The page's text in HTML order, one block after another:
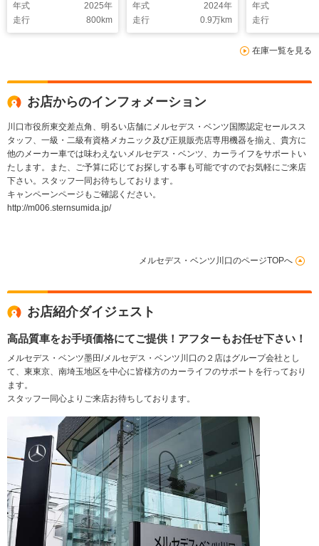
年式
2025年
走行
800km
エクスクルーシブ パ
ノラミックルーフ リ
アアクスル
ー AIRMATICDC
ベーシックパッケー
ージ
年式
2024年
走行
0.9万km
年式
走行
在庫一覧を見る
お店からのインフォメーション
川口市役所東交差点角、明るい店舗にメルセデス・ベンツ国際認定セールスス
タッフ、一級・二級有資格メカニック及び正規販売店専用機器を揃え、貴方に
他のメーカー車では味わえないメルセデス・ベンツ、カーライフをサポートい
たします。また、ご予算に応じてお探しする事も可能ですのでお気軽にご来店
下さい。スタッフ一同お待ちしております。
キャンペーンページもご確認ください。
http://m006.sternsumida.jp/
メルセデス・ベンツ川口のページTOPへ
お店紹介ダイジェスト
高品質車をお手頃価格にてご提供！アフターもお任せ下さい！
メルセデス・ベンツ墨田/メルセデス・ベンツ川口の２店はグループ会社とし
て、東東京、南埼玉地区を中心に皆様方のカーライフのサポートを行っており
ます。
スタッフ一同心よりご来店お待ちしております。